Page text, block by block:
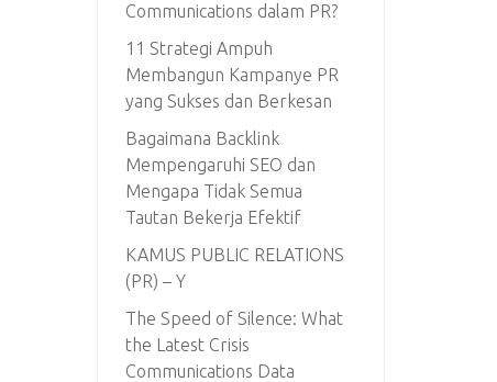
Communications dalam PR?
11 Strategi Ampuh
Membangun Kampanye PR
yang Sukses dan Berkesan
Bagaimana Backlink
Mempengaruhi SEO dan
Mengapa Tidak Semua
Tautan Bekerja Efektif
KAMUS PUBLIC RELATIONS
(PR) – Y
The Speed of Silence: What
the Latest Crisis
Communications Data